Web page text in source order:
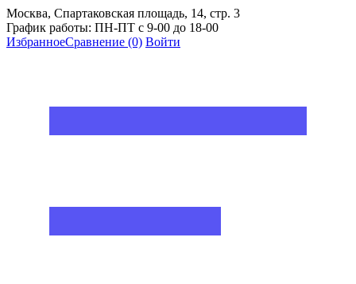
Москва, Спартаковская площадь, 14, стр. 3
График работы: ПН-ПТ с 9-00 до 18-00
ИзбранноеСравнение (0) Войти